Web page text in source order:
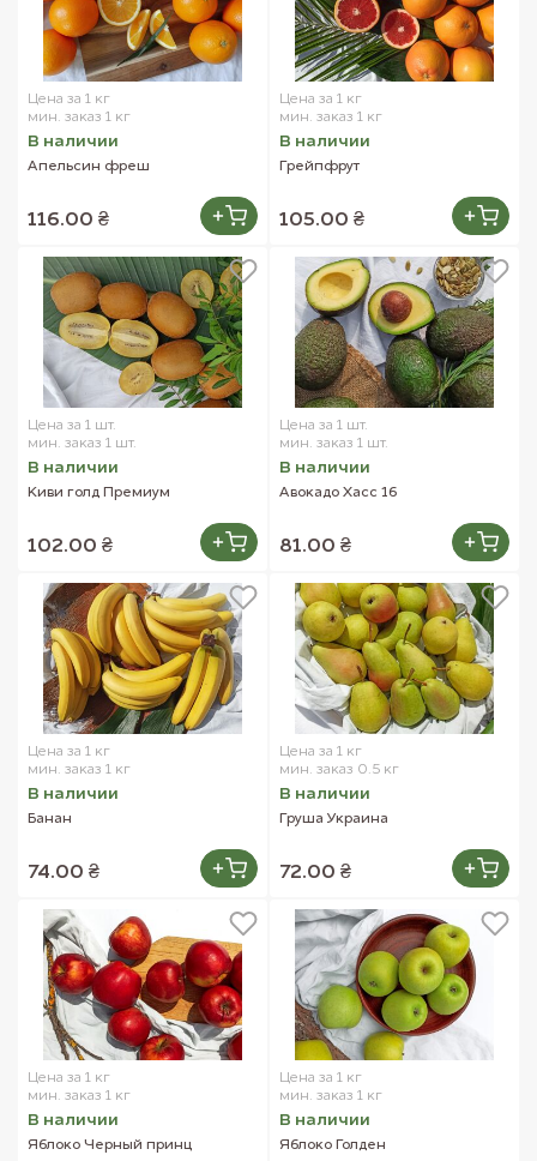
Цена за 1 кг
мин. заказ 1 кг
В наличии
Апельсин фреш
116.00 ₴
Цена за 1 кг
мин. заказ 1 кг
В наличии
Грейпфрут
105.00 ₴
Цена за 1 шт.
мин. заказ 1 шт.
В наличии
Киви голд Премиум
102.00 ₴
Цена за 1 шт.
мин. заказ 1 шт.
В наличии
Авокадо Хасс 16
81.00 ₴
Цена за 1 кг
мин. заказ 1 кг
В наличии
Банан
74.00 ₴
Цена за 1 кг
мин. заказ 0.5 кг
В наличии
Груша Украина
72.00 ₴
Цена за 1 кг
мин. заказ 1 кг
В наличии
Яблоко Черный принц
Цена за 1 кг
мин. заказ 1 кг
В наличии
Яблоко Голден